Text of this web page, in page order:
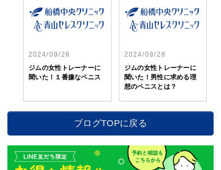
2024/09/28
ジムの女性トレーナーに
聞いた！１番嫌なペニス
2024/09/28
ジムの女性トレーナーに
聞いた！男性に求める理
想のペニスとは？
ブログTOPに戻る